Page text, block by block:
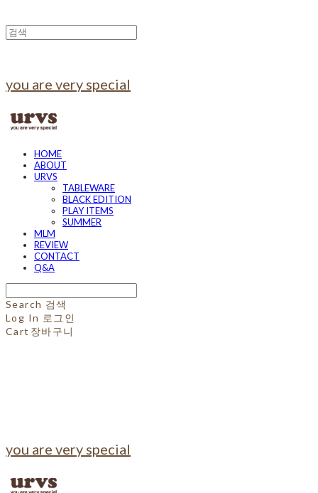
you are very special
HOME
ABOUT
URVS
TABLEWARE
BLACK EDITION
PLAY ITEMS
SUMMER
MLM
REVIEW
CONTACT
Q&A
Search 검색
Log In 로그인
Cart 장바구니
you are very special